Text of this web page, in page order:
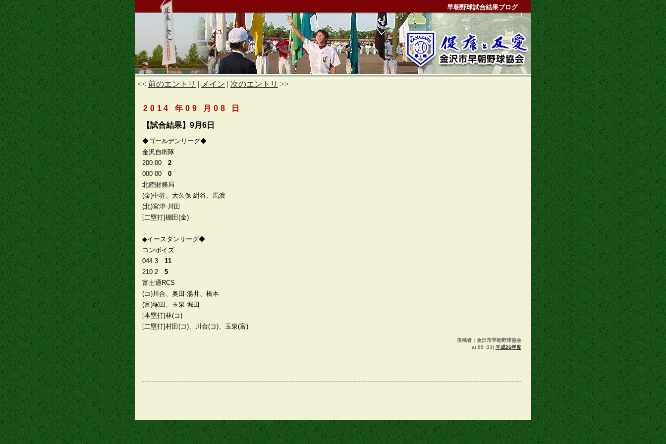
早朝野球試合結果ブログ
<< 前のエントリ | メイン | 次のエントリ >>
2014 年09 月08 日
【試合結果】9月6日
◆ゴールデンリーグ◆
金沢自衛隊
200 00 2
000 00 0
北陸財務局
(金)中谷、大久保-紺谷、馬渡
(北)宮津-川田
[二塁打]棚田(金)
◆イースタンリーグ◆
コンボイズ
044 3 11
210 2 5
富士通RCS
(コ)川合、奥田-湯井、橋本
(富)塚田、玉泉-堀田
[本塁打]林(コ)
[二塁打]村田(コ)、川合(コ)、玉泉(富)
投稿者：金沢市早朝野球協会
at 09 :33| 平成26年度